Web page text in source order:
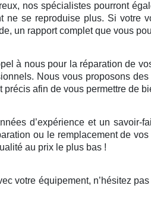
nos spécialistes pourront
ne se reproduise plus. Si votre
un rapport complet que vous
à nous pour la réparation de
Nous vous proposons
précis afin de vous permettre de
d’expérience et un savoir-
ou le remplacement de
au prix le plus bas !
votre équipement, n’hésitez